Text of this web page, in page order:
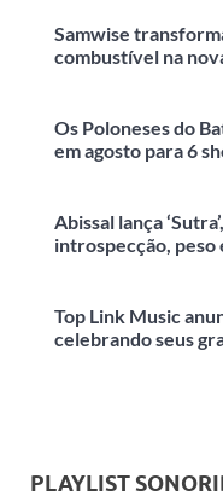
Samwise
combustível na
Os Poloneses do
em agosto para 6
Abissal lança
introspecção, peso
Top Link Music
celebrando seus
PLAYLIST